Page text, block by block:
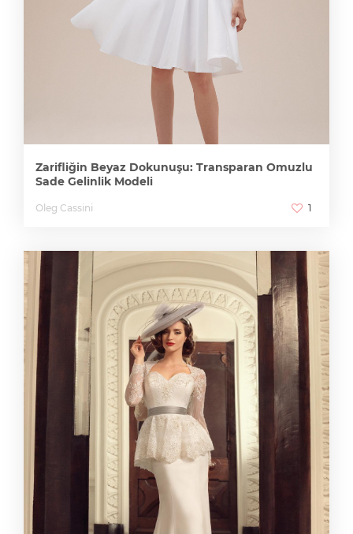
Zarifliğin Beyaz Dokunuşu: Transparan Omuzlu
Sade Gelinlik Modeli
Oleg Cassini 1